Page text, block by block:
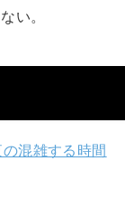
い。
混雑する時間